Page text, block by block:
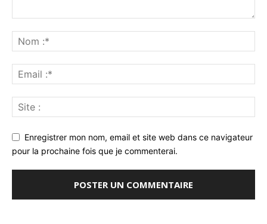
Enregistrer mon nom, email et site web dans ce navigateur
pour la prochaine fois que je commenterai.